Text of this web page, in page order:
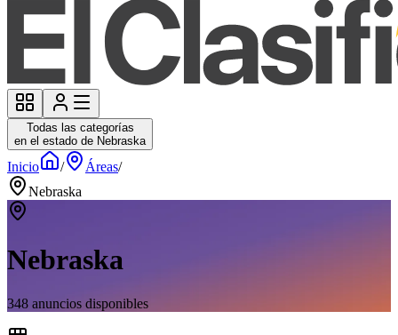
Todas las categorías
en el estado de Nebraska
Inicio / Áreas/
Nebraska
Nebraska
348 anuncios disponibles